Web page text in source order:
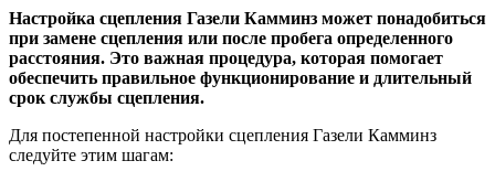
Настройка сцепления Газели Камминз может понадобиться
при замене сцепления или после пробега определенного
расстояния. Это важная процедура, которая помогает
обеспечить правильное функционирование и длительный
срок службы сцепления.
Для постепенной настройки сцепления Газели Камминз
следуйте этим шагам: